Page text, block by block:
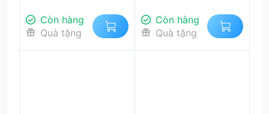
Workstation
Còn hàng
Quà tặng
Workstation Siêu
Mạnh
Còn hàng
Quà tặng